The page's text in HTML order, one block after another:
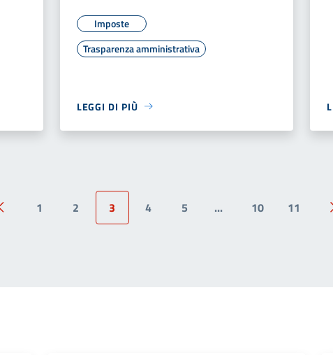
Imposte
Trasparenza amministrativa
LEGGI DI PIÙ
Pagina precedente
1 2 3 4 5 ... 10 11